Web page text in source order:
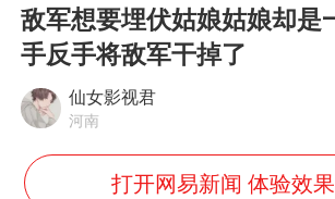
全民健身事业高
WTT瑞典大满贯
敌军想要埋伏姑娘姑娘却是
手反手将敌军干掉了
仙女影视君
河南
打开网易新闻 体验效